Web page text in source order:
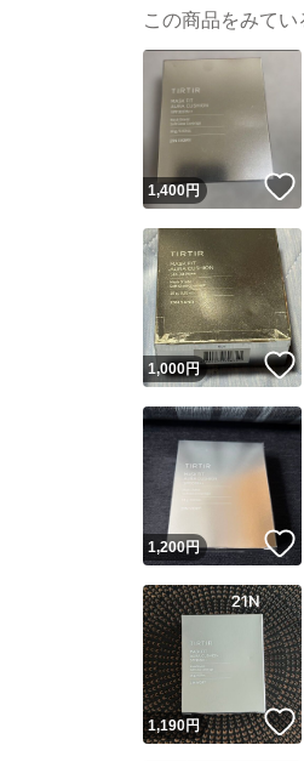
この商品をみてい
1,400円
1,000円
1,200円
1,190円